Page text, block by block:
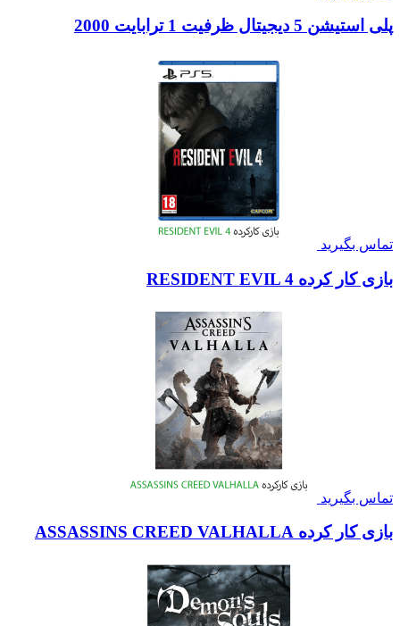
پلی استیشن 5 دیجیتال ظرفیت 1 ترابایت 2000
تماس بگیرید
بازی کار کرده RESIDENT EVIL 4
تماس بگیرید
بازی کار کرده ASSASSINS CREED VALHALLA